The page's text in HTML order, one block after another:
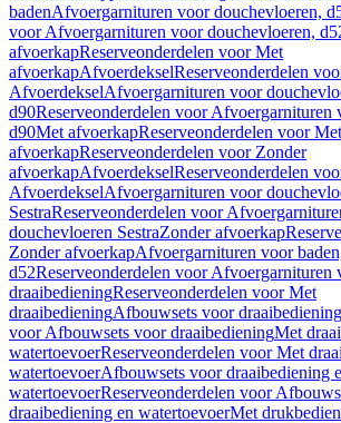
badenAfvoergarnituren voor douchevloeren,
voor Afvoergarnituren voor douchevloeren,
afvoerkapReserveonderdelen voor Met
afvoerkapAfvoerdekselReserveonderdelen
AfvoerdekselAfvoergarnituren voor
d90Reserveonderdelen voor Afvoergarnituren
d90Met afvoerkapReserveonderdelen voor
afvoerkapReserveonderdelen voor Zonder
afvoerkapAfvoerdekselReserveonderdelen
AfvoerdekselAfvoergarnituren voor
SestraReserveonderdelen voor
douchevloeren SestraZonder afvoerkap
Zonder afvoerkapAfvoergarnituren voor
d52Reserveonderdelen voor Afvoergarnituren
draaibedieningReserveonderdelen voor Met
draaibedieningAfbouwsets voor draaibediening
voor Afbouwsets voor draaibedieningMet
watertoevoerReserveonderdelen voor Met
watertoevoerAfbouwsets voor draaibediening
watertoevoerReserveonderdelen voor
draaibediening en watertoevoerMet